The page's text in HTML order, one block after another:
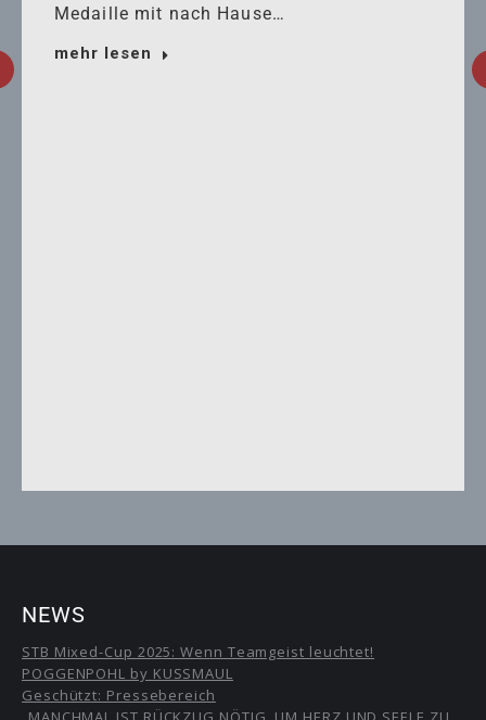
Medaille mit nach Hause…
mehr lesen
NEWS
STB Mixed-Cup 2025: Wenn Teamgeist leuchtet!
POGGENPOHL by KUSSMAUL
Geschützt: Pressebereich